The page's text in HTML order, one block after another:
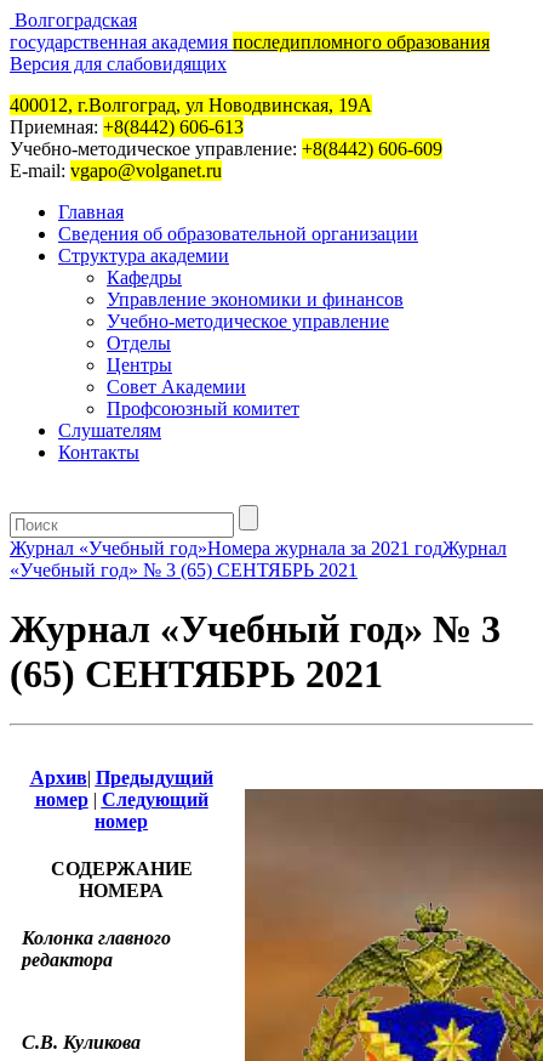
Волгоградская
государственная академия последипломного образования
Версия для слабовидящих
400012, г.Волгоград, ул Новодвинская, 19А
Приемная: +8(8442) 606-613
Учебно-методическое управление: +8(8442) 606-609
E-mail: vgapo@volganet.ru
Главная
Сведения об образовательной организации
Структура академии
Кафедры
Управление экономики и финансов
Учебно-методическое управление
Отделы
Центры
Совет Академии
Профсоюзный комитет
Слушателям
Контакты
Журнал «Учебный год»Номера журнала за 2021 годЖурнал
«Учебный год» № 3 (65) СЕНТЯБРЬ 2021
Журнал «Учебный год» № 3
(65) СЕНТЯБРЬ 2021
Архив| Предыдущий
номер| Следующий
номер
СОДЕРЖАНИЕ
НОМЕРА
Колонка главного
редактора
С.В. Куликова